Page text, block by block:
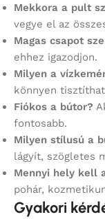
Mekkora a pult
vegye el az
Magas csapot
ehhez igazodjon.
Milyen a
könnyen
Fiókos a bútor?
fontosabb.
Milyen stílusú a
lágyít, szögletes
Mennyi hely kell
pohár,
Gyakori